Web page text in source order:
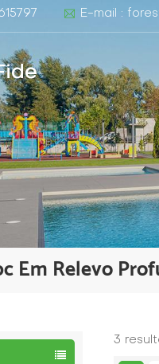
E-mail :
Em Relevo
3